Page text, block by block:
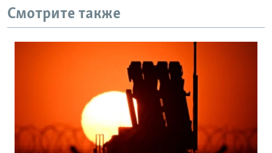
Смотрите также